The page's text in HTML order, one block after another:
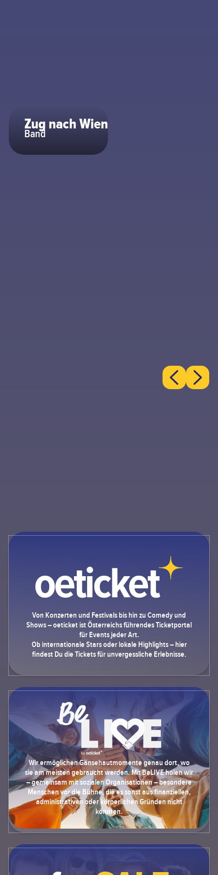
Zug nach Wien
Band
Von Konzerten und Festivals bis hin zu Comedy und
Shows – oeticket ist Österreichs führendes Ticketportal
für Events jeder Art.
Ob internationale Stars oder lokale Highlights – hier
findest Du die Tickets für unvergessliche Erlebnisse.
Wir ermöglichen Gänsehautmomente genau dort, wo
sie am meisten gebraucht werden. Mit BeLIVE holen wir
– gemeinsam mit sozialen Organisationen – besondere
Menschen vor die Bühne, die es sonst aus finanziellen,
administrativen oder körperlichen Gründen nicht
könnten.